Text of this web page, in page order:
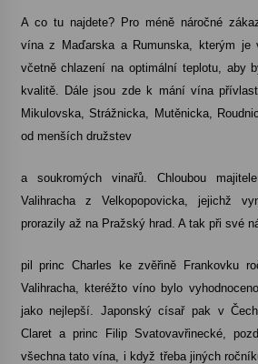
30. 6. 2026
A co tu najdete? Pro méně náročné
vína z Maďarska a Rumunska, kterým je
včetně chlazení na optimální teplotu, aby
kvalitě. Dále jsou zde k mání vína
Mikulovska, Strážnicka, Mutěnicka,
od menších družstev
a soukromých vinařů. Chloubou
Valihracha z Velkopopovicka, jejichž
prorazily až na Pražský hrad. A tak při své
pil princ Charles ke zvěřině Frankovku
Valihracha, kteréžto víno bylo
jako nejlepší. Japonský císař pak v
Claret a princ Filip Svatovavřinecké,
všechna tato vína, i když třeba jiných